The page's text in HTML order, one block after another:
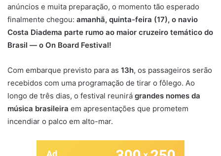
anúncios e muita preparação, o momento tão esperado
finalmente chegou: amanhã, quinta-feira (17), o navio
Costa Diadema parte rumo ao maior cruzeiro temático do
Brasil — o On Board Festival!
Com embarque previsto para as 13h, os passageiros serão
recebidos com uma programação de tirar o fôlego. Ao
longo de três dias, o festival reunirá grandes nomes da
música brasileira em apresentações que prometem
incendiar o palco em alto-mar.